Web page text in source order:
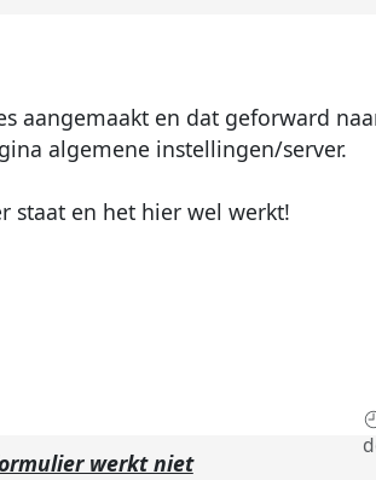
aangemaakt en dat geforward
algemene instellingen/server.
staat en het hier wel werkt!
werkt niet